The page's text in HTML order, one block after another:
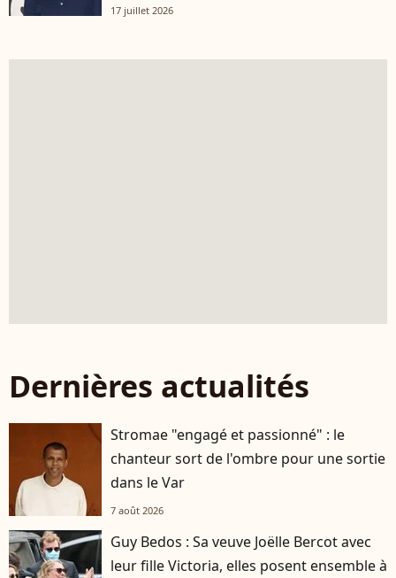
17 juillet 2026
Dernières actualités
Stromae "engagé et passionné" : le
chanteur sort de l'ombre pour une sortie
dans le Var
7 août 2026
Guy Bedos : Sa veuve Joëlle Bercot avec
leur fille Victoria, elles posent ensemble à